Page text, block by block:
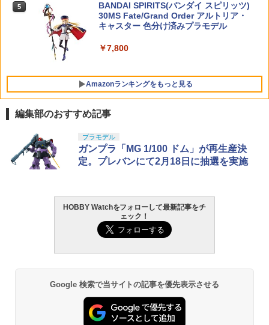
￥3,840
ームズデイ)[BANDAI SPIRITS]《12月予
約》
＼エントリーでポイント10倍／【8月4日
20時〜8月11日1時59分まで】14mm正ネ
ダーアタッチメント 東京マルイM4ガス
￥1,270
2A】 ラジコンパーツ
￥1,316
TAMASHII NATIONS S.H.フィギュアー
LL 草薙素子 約140mm PVC&ABS製 塗
￥9,618
5
BANDAI SPIRITS(バンダイ スピリッツ)
30MS Fate/Grand Order アルトリア・
キャスター 色分け済みプラモデル
￥7,800
Amazonランキングをもっと見る
東京マルイ(TOKYO MARUI) No.25 コル
ト ガバメント HG 18歳以上エアーHOP
ハンドガン
東京マルイ (TOKYO MARUI) ガスブロー
バックマシンガン No.14 20式 5.56mm
東京マルイ(TOKYO MARUI) No.21 H&K
USP HG 18歳以上エアーHOPハンドガン
GSIクレオス Mr.トップコート 水性プレ
ミアムトップコートスプレー 光沢 88ml
ホビー用仕上材 B601
タミヤ クラフトツールシリーズ No.123
先細薄刃ニッパー (ゲートカット用) プラ
LOCTITE(ロックタイト) シールはがし
プレミアム 220ml
編集部のおすすめ記事
プラモデル
ガンプラ「MG 1/100 ドム」が再生産決
定。プレバンにて2月18日に抽選を実施
HOBBY Watchをフォローして最新記事をチ
ェック！
Google 検索で当サイトの記事を優先表示させる